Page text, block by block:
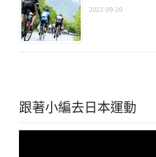
2023-09-20
跟著小編去日本運動